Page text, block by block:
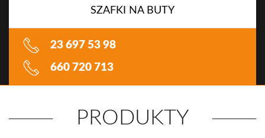
SZAFKI NA BUTY
23 697 53 98
660 720 713
PRODUKTY